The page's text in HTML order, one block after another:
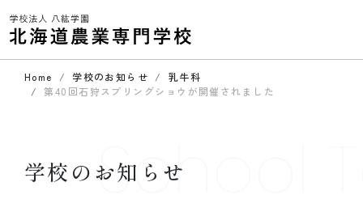
Home 学校のお知らせ
乳牛科
第40回石狩スプリングショウが開催されました
学校のお知らせ
School